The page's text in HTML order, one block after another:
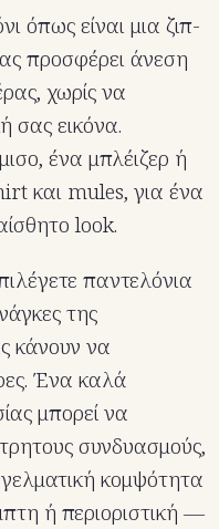
όπως είναι μια ζιπ-
προσφέρει άνεση
χωρίς να
σας εικόνα.
ένα μπλέιζερ ή
και mules, για ένα
look.
παντελόνια
της
κάνουν να
Ένα καλά
μπορεί να
συνδυασμούς,
κομψότητα
ή περιοριστική —